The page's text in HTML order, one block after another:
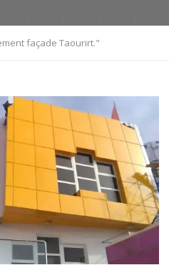
façade Taourirt."